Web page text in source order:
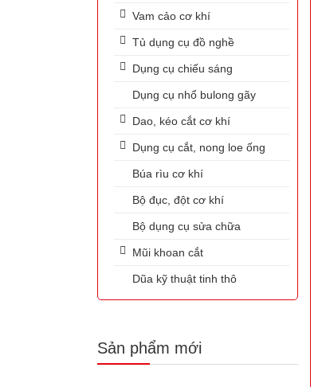
Vam cảo cơ khí
Tủ dụng cụ đồ nghề
Dụng cụ chiếu sáng
Dụng cụ nhổ bulong gãy
Dao, kéo cắt cơ khí
Dụng cụ cắt, nong loe ống
Búa rìu cơ khí
Bộ đục, đột cơ khí
Bộ dụng cụ sửa chữa
Mũi khoan cắt
Dũa kỹ thuật tinh thô
Sản phẩm mới